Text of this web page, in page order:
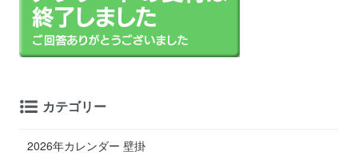
カテゴリー
2026年カレンダー 壁掛